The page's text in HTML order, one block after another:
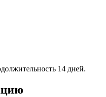
14 дней.